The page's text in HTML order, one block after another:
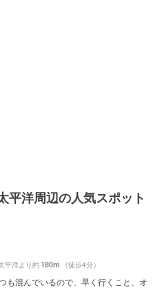
平洋周辺の人気スポット
平洋より約180m （徒歩4分）
も混んでいるので、早く行くこと、オ